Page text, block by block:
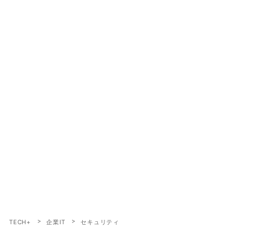
TECH+ 企業IT
セキュリティ